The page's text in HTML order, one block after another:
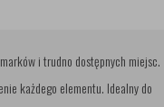
i trudno dostępnych miejsc.
każdego elementu. Idealny do